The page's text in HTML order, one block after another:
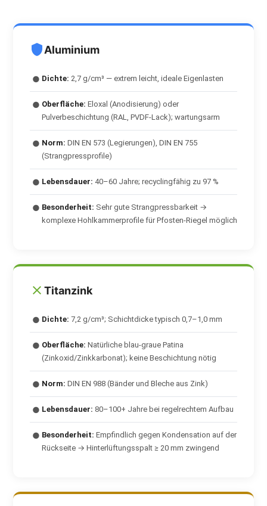
Aluminium
● Dichte: 2,7 g/cm³ — extrem leicht, ideale Eigenlasten
● Oberfläche: Eloxal (Anodisierung) oder
Pulverbeschichtung (RAL, PVDF-Lack); wartungsarm
● Norm: DIN EN 573 (Legierungen), DIN EN 755
(Strangpressprofile)
● Lebensdauer: 40–60 Jahre; recyclingfähig zu 97 %
● Besonderheit: Sehr gute Strangpressbarkeit →
komplexe Hohlkammerprofile für Pfosten-Riegel möglich
Titanzink
● Dichte: 7,2 g/cm³; Schichtdicke typisch 0,7–1,0 mm
● Oberfläche: Natürliche blau-graue Patina
(Zinkoxid/Zinkkarbonat); keine Beschichtung nötig
● Norm: DIN EN 988 (Bänder und Bleche aus Zink)
● Lebensdauer: 80–100+ Jahre bei regelrechtem Aufbau
● Besonderheit: Empfindlich gegen Kondensation auf der
Rückseite → Hinterlüftungsspalt ≥ 20 mm zwingend